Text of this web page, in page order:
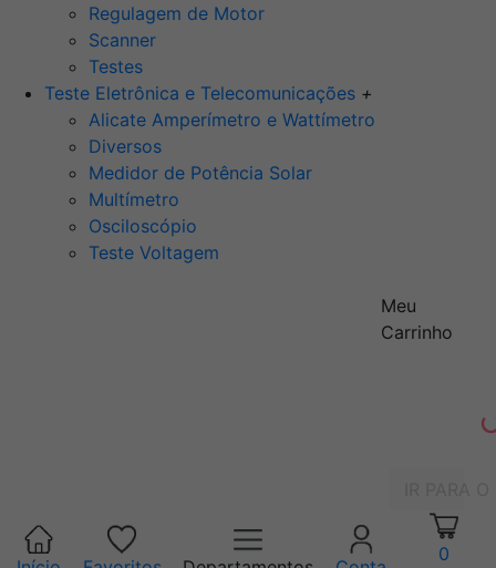
Regulagem de Motor
Scanner
Testes
Teste Eletrônica e Telecomunicações +
Alicate Amperímetro e Wattímetro
Diversos
Medidor de Potência Solar
Multímetro
Osciloscópio
Teste Voltagem
Meu
Carrinho
0